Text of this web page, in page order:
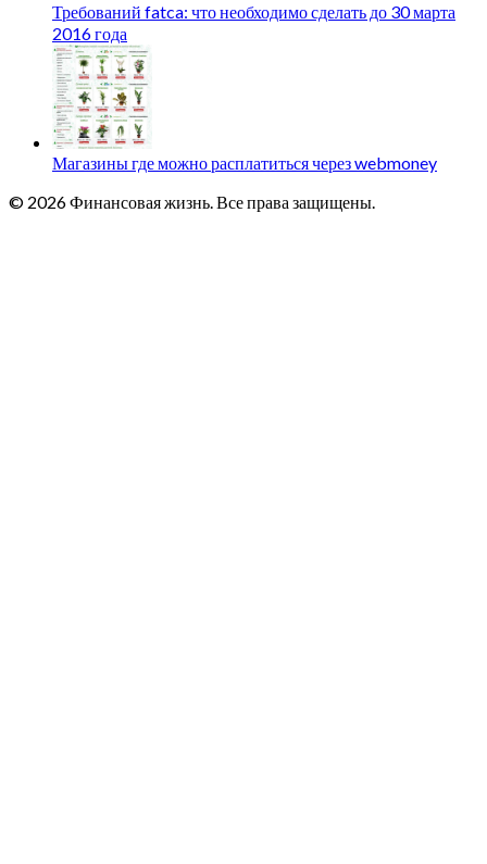
Требований fatca: что необходимо сделать до 30 марта
2016 года
Магазины где можно расплатиться через webmoney
© 2026 Финансовая жизнь. Все права защищены.